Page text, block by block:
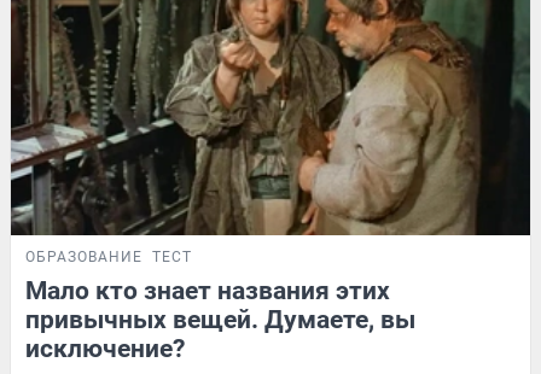
ОБРАЗОВАНИЕ ТЕСТ
Мало кто знает названия этих
привычных вещей. Думаете, вы
исключение?